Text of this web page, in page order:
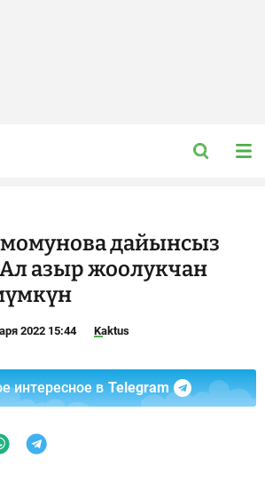
дайынсыз
азыр жоолукчан
2022 15:44 Kaktus
интересное в Telegram